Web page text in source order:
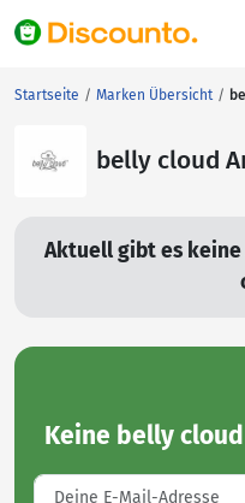
Startseite Marken Übersicht
belly cloud
Aktuell gibt es
Keine belly